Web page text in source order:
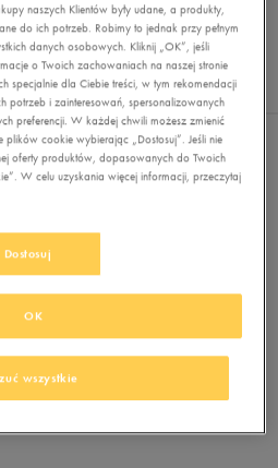
FILTRUJ
Pokaż
60
z 0
do wyświetlenia
wyszukiwania lub
wybrane filtry
naszych Klientów były udane, a produkty,
do ich potrzeb. Robimy to jednak przy pełnym
danych osobowych. Kliknij „OK”, jeśli
o Twoich zachowaniach na naszej stronie
specjalnie dla Ciebie treści, w tym rekomendacji
potrzeb i zainteresowań, spersonalizowanych
preferencji. W każdej chwili możesz zmienić
cookie wybierając „Dostosuj”. Jeśli nie
oferty produktów, dopasowanych do Twoich
W celu uzyskania więcej informacji, przeczytaj
Dostosuj
wszystkie
OK